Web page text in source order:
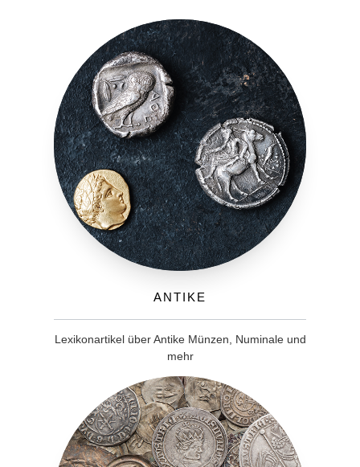
Antike
Lexikonartikel über Antike Münzen, Numinale und
mehr